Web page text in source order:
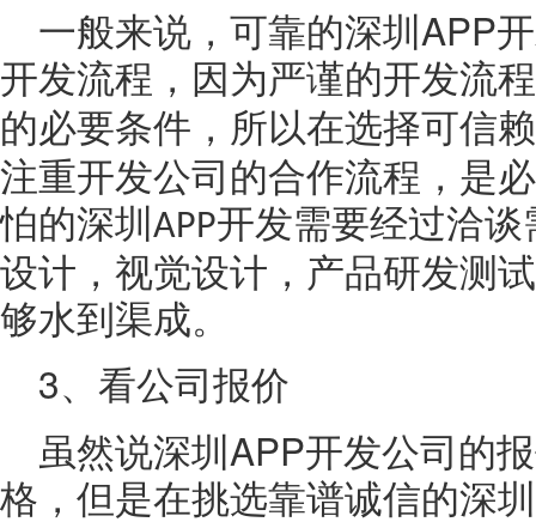
一般来说，可靠的深圳 APP
开发流程，因为严谨的开发流
的必要条件，所以在选择可信
注重开发公司的合作流程，是
怕的深圳 APP开发需要经过洽
设计，视觉设计，产品研发测
够水到渠成。
3、看公司报价
虽然说深圳 APP开发公司的
格，但是在挑选靠谱诚信的深圳